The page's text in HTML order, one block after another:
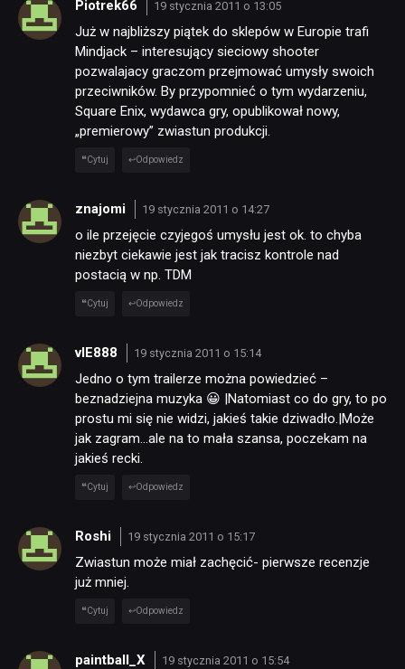
KULTURA
RETRO
DYSKUSJE
JUŻ GRALIŚMY
Piotrek66 19 stycznia 2011 o 13:05
Już w najbliższy piątek do sklepów w Europie trafi
Mindjack – interesujący sieciowy shooter
pozwalajacy graczom przejmować umysły swoich
przeciwników. By przypomnieć o tym wydarzeniu,
Square Enix, wydawca gry, opublikował nowy,
„premierowy” zwiastun produkcji.
Cytuj Odpowiedz
znajomi 19 stycznia 2011 o 14:27
o ile przejęcie czyjegoś umysłu jest ok. to chyba
niezbyt ciekawie jest jak tracisz kontrole nad
postacią w np. TDM
Cytuj Odpowiedz
vIE888 19 stycznia 2011 o 15:14
Jedno o tym trailerze można powiedzieć –
beznadziejna muzyka 😀 |Natomiast co do gry, to po
prostu mi się nie widzi, jakieś takie dziwadło.|Może
jak zagram…ale na to mała szansa, poczekam na
jakieś recki.
Cytuj Odpowiedz
Roshi 19 stycznia 2011 o 15:17
Zwiastun może miał zachęcić- pierwsze recenzje
już mniej.
Cytuj Odpowiedz
paintball_X 19 stycznia 2011 o 15:54